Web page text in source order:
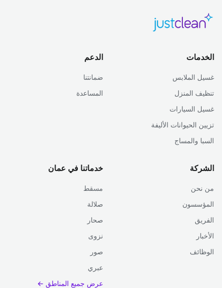
الخدمات
غسيل الملابس
تنظيف المنزل
غسيل السيارات
تزيين الحيوانات الأليفة
السبا والمساج
الدعم
ضمانتنا
المساعدة
الشركة
من نحن
المؤسسون
الفريق
الأخبار
الوظائف
خدماتنا في عمان
مسقط
صلالة
صحار
نزوى
صور
عبري
عرض جميع المناطق ←